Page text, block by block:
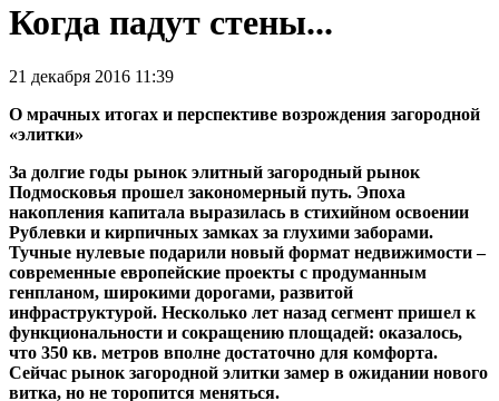
Когда падут стены...
21 декабря 2016 11:39
О мрачных итогах и перспективе возрождения загородной
«элитки»
За долгие годы рынок элитный загородный рынок
Подмосковья прошел закономерный путь. Эпоха
накопления капитала выразилась в стихийном освоении
Рублевки и кирпичных замках за глухими заборами.
Тучные нулевые подарили новый формат недвижимости –
современные европейские проекты с продуманным
генпланом, широкими дорогами, развитой
инфраструктурой. Несколько лет назад сегмент пришел к
функциональности и сокращению площадей: оказалось,
что 350 кв. метров вполне достаточно для комфорта.
Сейчас рынок загородной элитки замер в ожидании нового
витка, но не торопится меняться.